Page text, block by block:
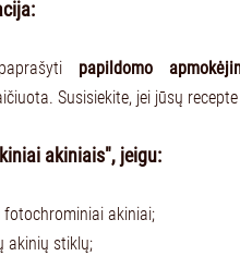
papildomo
Susisiekite, jei jūsų
akiniais", jeigu:
akiniai;
akinių stiklų;